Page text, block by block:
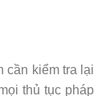
cần kiểm tra lại
thủ tục pháp